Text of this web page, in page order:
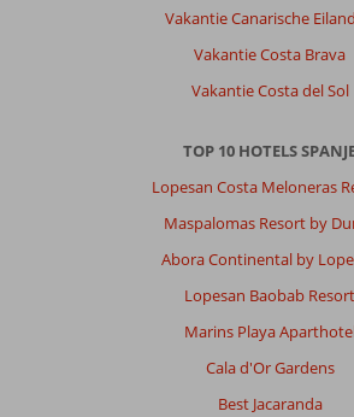
Vakantie Canarische
Vakantie Costa Brava
Vakantie Costa del Sol
TOP 10 HOTELS
Lopesan Costa Meloneras
Maspalomas Resort by
Abora Continental by
Lopesan Baobab Resort
Marins Playa
Cala d'Or Gardens
Best Jacaranda